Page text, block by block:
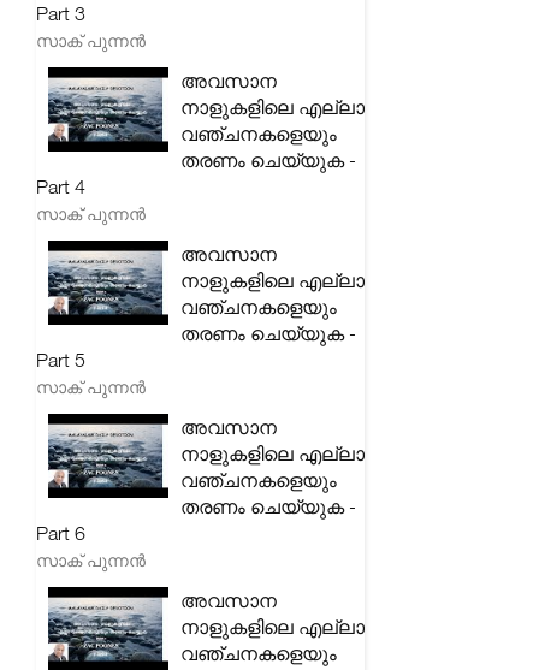
Part 3
സാക് പുന്നൻ
അവസാന
നാളുകളിലെ എല്ലാ
വഞ്ചനകളെയും
തരണം ചെയ്യുക -
Part 4
സാക് പുന്നൻ
അവസാന
നാളുകളിലെ എല്ലാ
വഞ്ചനകളെയും
തരണം ചെയ്യുക -
Part 5
സാക് പുന്നൻ
അവസാന
നാളുകളിലെ എല്ലാ
വഞ്ചനകളെയും
തരണം ചെയ്യുക -
Part 6
സാക് പുന്നൻ
അവസാന
നാളുകളിലെ എല്ലാ
വഞ്ചനകളെയും